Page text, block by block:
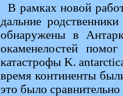
В рамках новой
дальние
обнаружены в
окаменелостей
катастрофы K.
время континенты
это было